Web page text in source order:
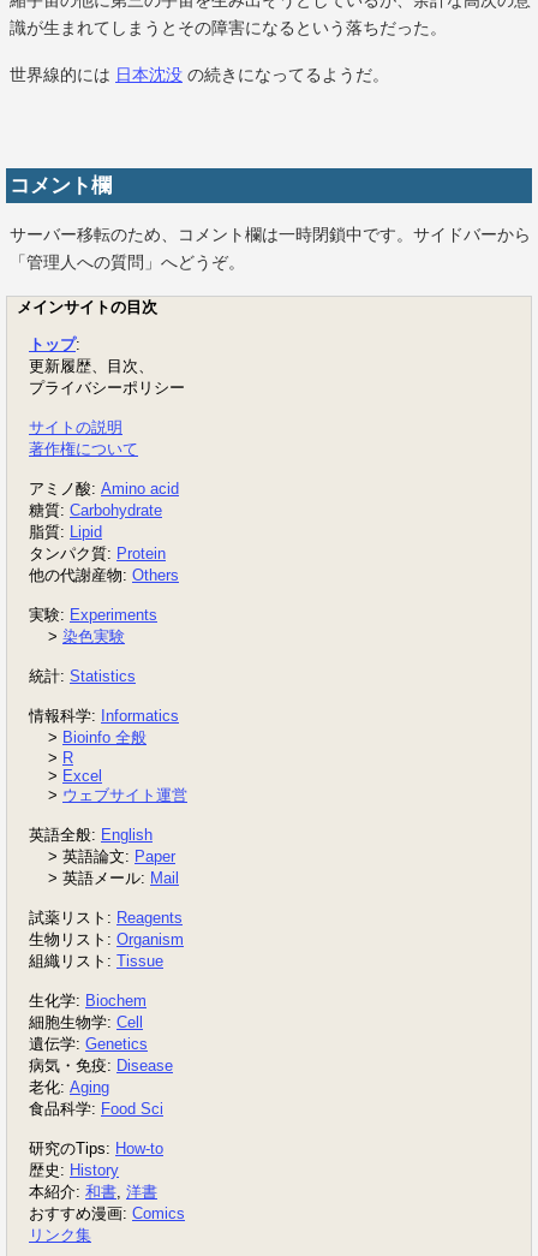
識が生まれてしまうとその障害になるという落ちだった。
世界線的には 日本沈没 の続きになってるようだ。
コメント欄
サーバー移転のため、コメント欄は一時閉鎖中です。サイドバーから
「管理人への質問」へどうぞ。